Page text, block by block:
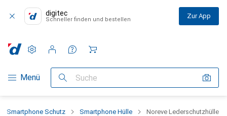
digitec
Schneller finden und bestellen Zur App
Navigation nach Kategorien
Menü Suche
Einstellungen
Kundenkonto
Vergleichslisten
Merklisten
Warenkorb
Smartphone Schutz Smartphone Hülle Noreve Lederschutzhülle